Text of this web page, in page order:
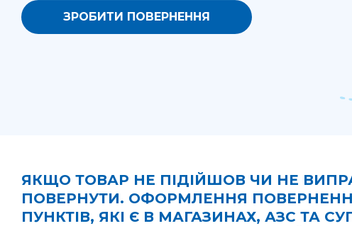
ЗРОБИТИ ПОВЕРНЕННЯ
ЯКЩО ТОВАР НЕ ПІДІЙШОВ ЧИ НЕ
ПОВЕРНУТИ. ОФОРМЛЕННЯ
ПУНКТІВ, ЯКІ Є В МАГАЗИНАХ, АЗС ТА